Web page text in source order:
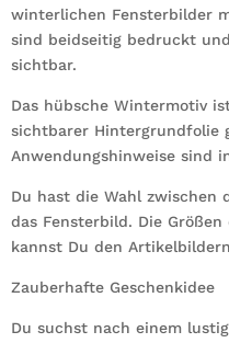
winterlichen Fensterbilder
sind beidseitig bedruckt
sichtbar.
Das hübsche Wintermotiv
sichtbarer Hintergrundfolie
Anwendungshinweise sind
Du hast die Wahl zwischen
das Fensterbild. Die
kannst Du den
Zauberhafte Geschenkidee
Du suchst nach einem